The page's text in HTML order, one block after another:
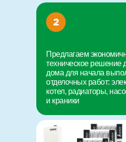
Предлагаем
техническое решение
дома для начала
отделочных работ:
котел, радиаторы,
и краники
2